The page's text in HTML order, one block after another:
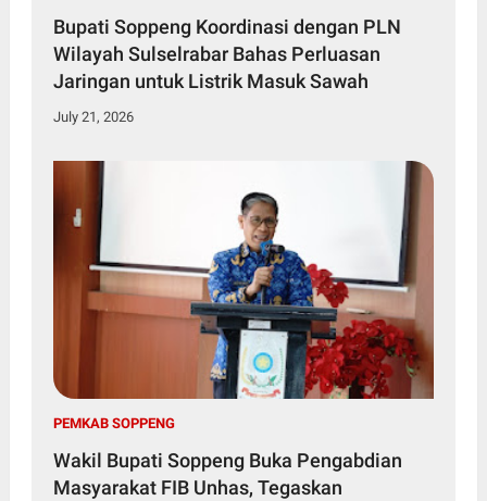
Bupati Soppeng Koordinasi dengan PLN
Wilayah Sulselrabar Bahas Perluasan
Jaringan untuk Listrik Masuk Sawah
July 21, 2026
PEMKAB SOPPENG
Wakil Bupati Soppeng Buka Pengabdian
Masyarakat FIB Unhas, Tegaskan